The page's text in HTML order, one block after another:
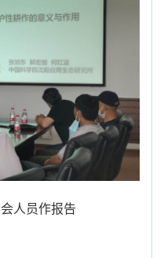
人员作报告